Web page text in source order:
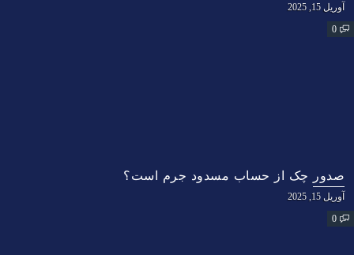
آوریل 15, 2025
0
صدور چک از حساب مسدود جرم است؟
آوریل 15, 2025
0